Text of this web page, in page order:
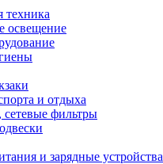
техника
освещение
и отдыха
сетевые фильтры
и зарядные устройства